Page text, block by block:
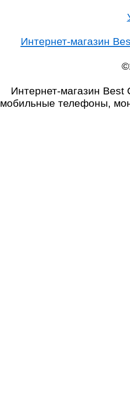
Интернет-магазин
Интернет-магазин Best
мобильные телефоны,